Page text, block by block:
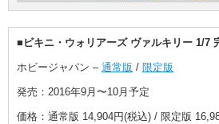
■ビキニ・ウォリアーズ ヴァルキリー 1/7
ホビージャパン – 通常版 / 限定版
発売：2016年9月〜10月予定
価格：通常版 14,904円(税込) / 限定版